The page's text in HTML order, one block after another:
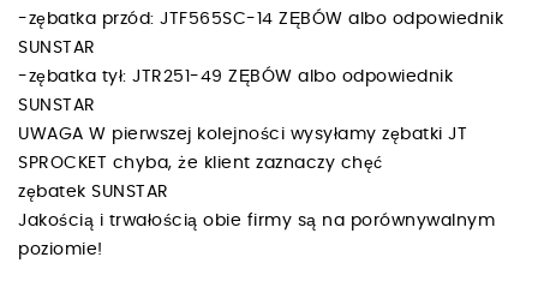
-zębatka przód: JTF565SC-14 ZĘBÓW albo odpowiednik
SUNSTAR
-zębatka tył: JTR251-49 ZĘBÓW albo odpowiednik
SUNSTAR
UWAGA W pierwszej kolejności wysyłamy zębatki JT
SPROCKET chyba, że klient zaznaczy chęć
zębatek SUNSTAR
Jakością i trwałością obie firmy są na porównywalnym
poziomie!